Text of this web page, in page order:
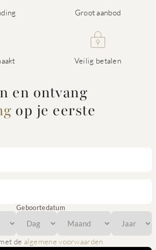
Groot aanbod
Veilig betalen
en ontvang
op je eerste
Geboortedatum
de algemene voorwaarden